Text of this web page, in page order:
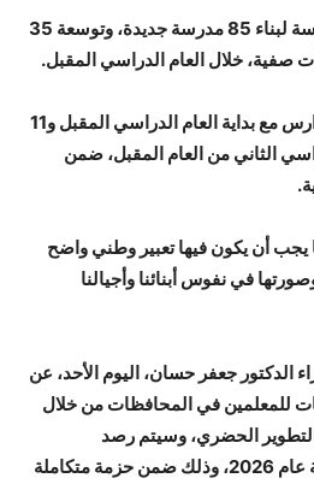
* رئيس الوزراء: جهودنا مكرسة لبناء 85 مدرسة جديدة، وتوسعة 35
صفية، خلال العام الدراسي المقبل.
* رئيس الوزراء: افتتاح 7 مدارس مع بداية العام الدراسي المقبل و11
الثاني من العام المقبل، ضمن
يجب أن يكون فيها تعبير وطني واضح
في نفوس أبنائنا وأجيالنا
الدكتور جعفر حسان، اليوم الأحد، عن
للمعلمين في المحافظات من خلال
الحضري، وسيتم رصد
المخصصات لها ضمن موازنة عام 2026، وذلك ضمن حزمة متكاملة